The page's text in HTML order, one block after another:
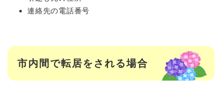
連絡先の電話番号
市内間で転居をされる場合